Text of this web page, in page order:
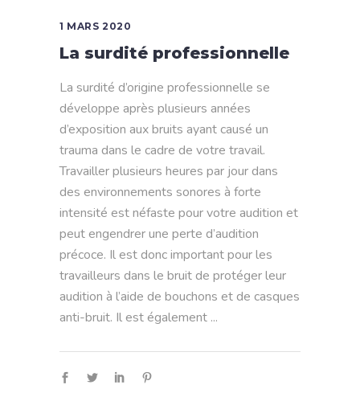
1 MARS 2020
La surdité professionnelle
La surdité d’origine professionnelle se
développe après plusieurs années
d’exposition aux bruits ayant causé un
trauma dans le cadre de votre travail.
Travailler plusieurs heures par jour dans
des environnements sonores à forte
intensité est néfaste pour votre audition et
peut engendrer une perte d’audition
précoce. Il est donc important pour les
travailleurs dans le bruit de protéger leur
audition à l’aide de bouchons et de casques
anti-bruit. Il est également